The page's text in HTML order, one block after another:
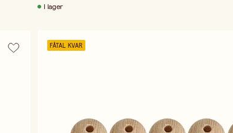
I lager
FÅTAL KVAR